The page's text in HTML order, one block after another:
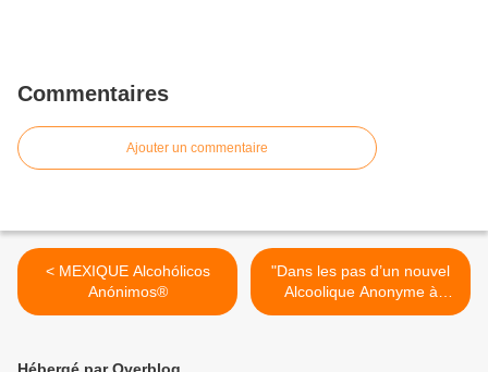
Commentaires
Ajouter un commentaire
< MEXIQUE Alcohólicos
Anónimos®
"Dans les pas d’un nouvel
Alcoolique Anonyme à
Pontivy" >